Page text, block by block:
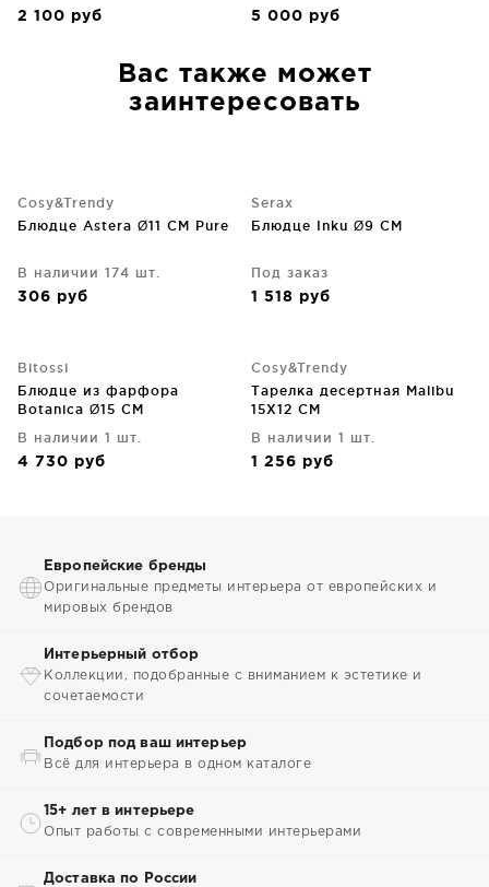
2 100 руб 5 000 руб
Вас также может
заинтересовать
Cosy&Trendy
Блюдце Astera Ø11 CM Pure
В наличии 174 шт.
306 руб
Serax
Блюдце Inku Ø9 CM
Под заказ
1 518 руб
Bitossi
Блюдце из фарфора
Botanica Ø15 CM
В наличии 1 шт.
4 730 руб
Cosy&Trendy
Тарелка десертная Malibu
15X12 CM
В наличии 1 шт.
1 256 руб
Европейские бренды
Оригинальные предметы интерьера от европейских и
мировых брендов
Интерьерный отбор
Коллекции, подобранные с вниманием к эстетике и
сочетаемости
Подбор под ваш интерьер
Всё для интерьера в одном каталоге
15+ лет в интерьере
Опыт работы с современными интерьерами
Доставка по России